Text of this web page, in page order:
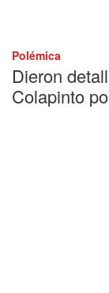
Polémica
Dieron
Colapinto